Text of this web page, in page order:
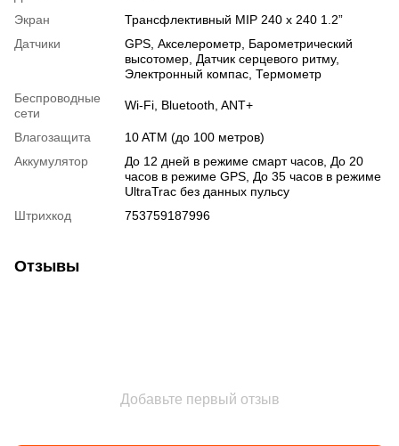
Экран
Трансфлективный MIP 240 x 240 1.2”
Датчики
GPS Акселерометр Барометрический
высотомер Датчик серцевого ритму,
Электронный компас Термометр
Беспроводные
сети
Wi-Fi Bluetooth ANT+
Влагозащита
10 ATM (до 100 метров)
Аккумулятор
До 12 дней в режиме смарт часов, До 20
часов в режиме GPS, До 35 часов в режиме
UltraTrac без данных пульсу
Штрихкод
753759187996
Отзывы
Добавьте первый отзыв